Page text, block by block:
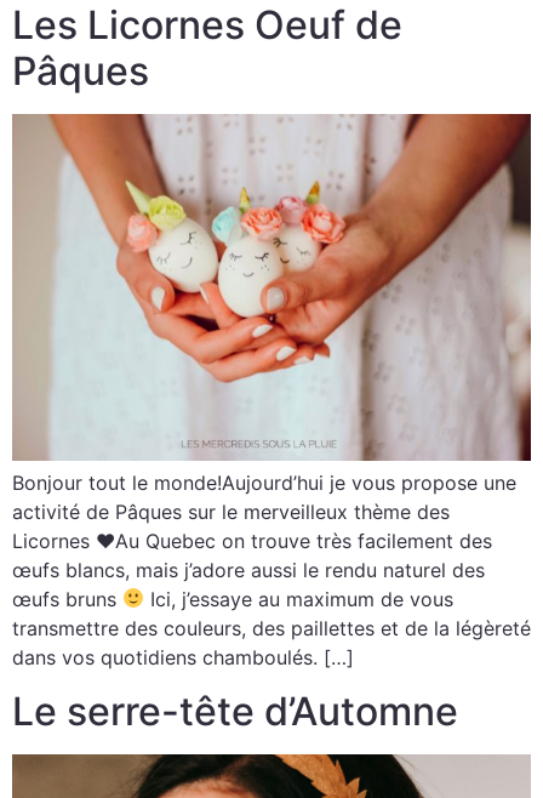
Les Licornes Oeuf de
Pâques
Bonjour tout le monde!Aujourd’hui je vous propose une
activité de Pâques sur le merveilleux thème des
Licornes ♥Au Quebec on trouve très facilement des
œufs blancs, mais j’adore aussi le rendu naturel des
œufs bruns
Ici, j’essaye au maximum de vous
transmettre des couleurs, des paillettes et de la légèreté
dans vos quotidiens chamboulés. […]
Le serre-tête d’Automne